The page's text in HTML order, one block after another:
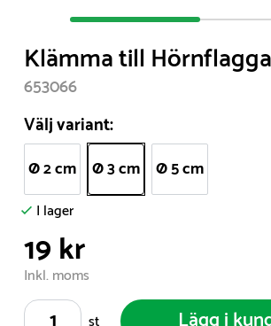
of
2
Klämma till Hörnflagga
653066
Välj variant:
Ø 2 cm Ø 3 cm Ø 5 cm
I lager
19 kr
Inkl. moms